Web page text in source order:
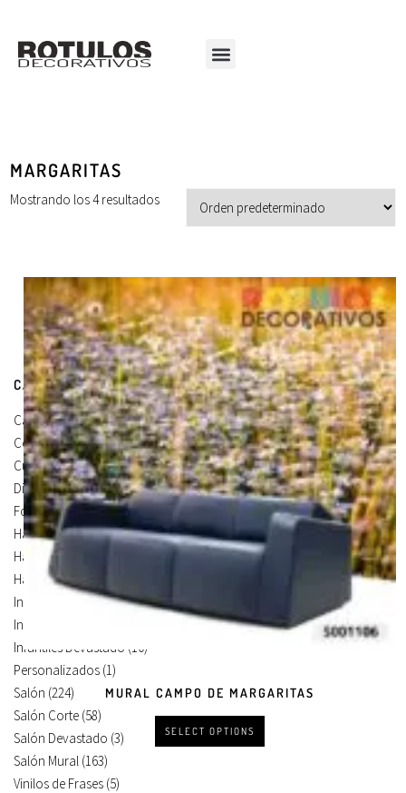
MARGARITAS
Mostrando los 4 resultados
MURAL CAMPO DE MARGARITAS
SELECT OPTIONS
CATEGORÍAS DE PRODUCTOS
Carteles Para Puertas(3)
Cocina(13)
Cuadros en Vinilos(105)
Diseños en Vinilo(8)
Foto Lienzo
(51)
Habitación(4)
Habitación Corte
Habitación Devastado
Infantiles
Infantiles Corte
Infantiles Devastado (10)
Personalizados (1)
Salón (224)
Salón Corte (58)
Salón Devastado (3)
Salón Mural (163)
Vinilos de Frases (5)